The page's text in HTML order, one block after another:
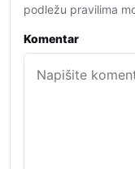
podležu pravilima
Komentar